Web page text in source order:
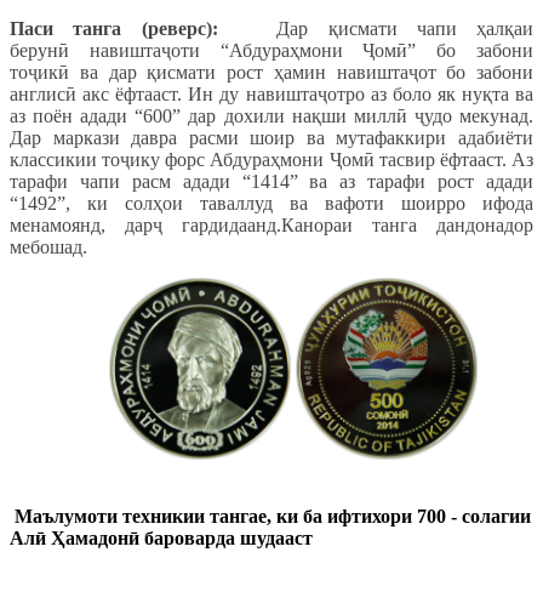
Паси танга (реверс):
Дар қисмати чапи ҳалқаи
берунӣ навиштаҷоти “Абдураҳмони Ҷомӣ” бо забони
тоҷикӣ ва дар қисмати рост ҳамин навиштаҷот бо забони
англисӣ акс ёфтааст. Ин ду навиштаҷотро аз боло як нуқта ва
аз поён адади “600” дар дохили нақши миллӣ ҷудо мекунад.
Дар маркази давра расми шоир ва мутафаккири адабиёти
классикии тоҷику форс Абдураҳмони Ҷомӣ тасвир ёфтааст. Аз
тарафи чапи расм адади “1414” ва аз тарафи рост адади
“1492”, ки солҳои таваллуд ва вафоти шоирро ифода
менамоянд, дарҷ гардидаанд.Канораи танга дандонадор
мебошад.
Маълумоти техникии тангае, ки ба ифтихори 700 - солагии
Алӣ Ҳамадонӣ бароварда шудааст